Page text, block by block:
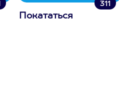
311
Покататься